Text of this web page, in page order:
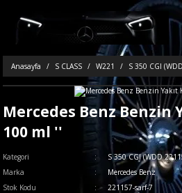
Anasayfa S CLASS W221 S 350 CGI
Mercedes Benz Benzin
100 ml ''
Kategori
S 350 CGI (WDD
Marka
Mercedes Benz
Stok Kodu
221157-sarf-7